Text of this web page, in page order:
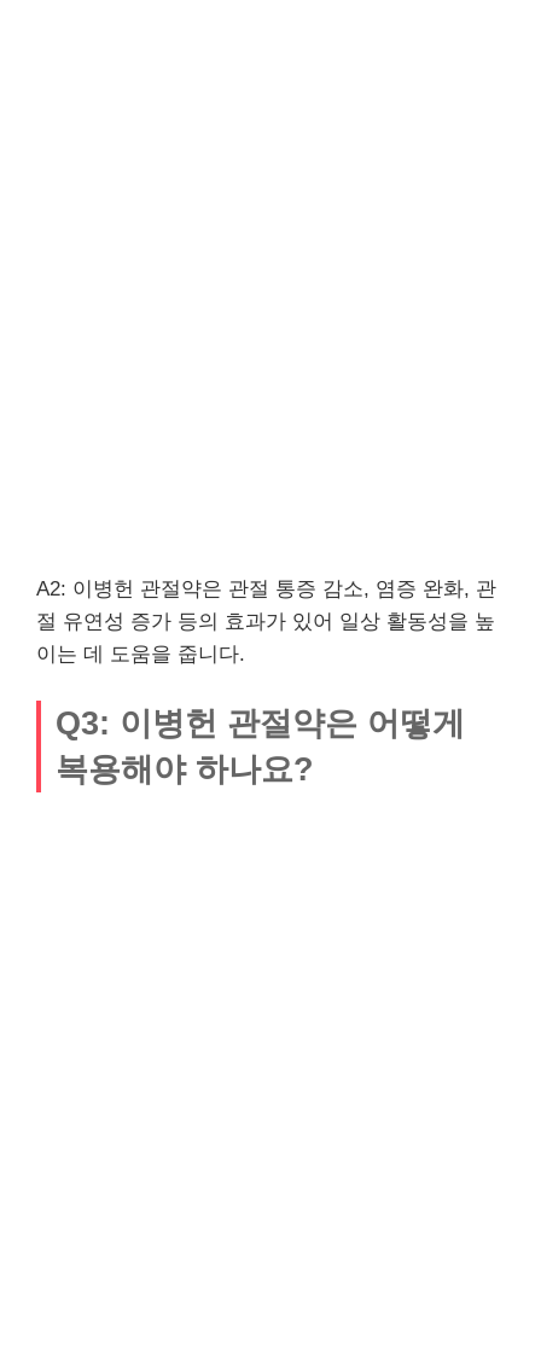
A2: 이병헌 관절약은 관절 통증 감소, 염증 완화, 관
절 유연성 증가 등의 효과가 있어 일상 활동성을 높
이는 데 도움을 줍니다.
Q3: 이병헌 관절약은 어떻게
복용해야 하나요?